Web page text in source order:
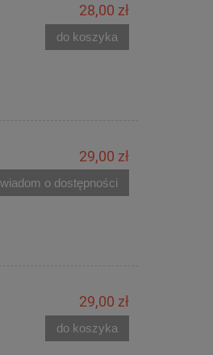
28,00 zł
do koszyka
29,00 zł
o dostępności
29,00 zł
do koszyka